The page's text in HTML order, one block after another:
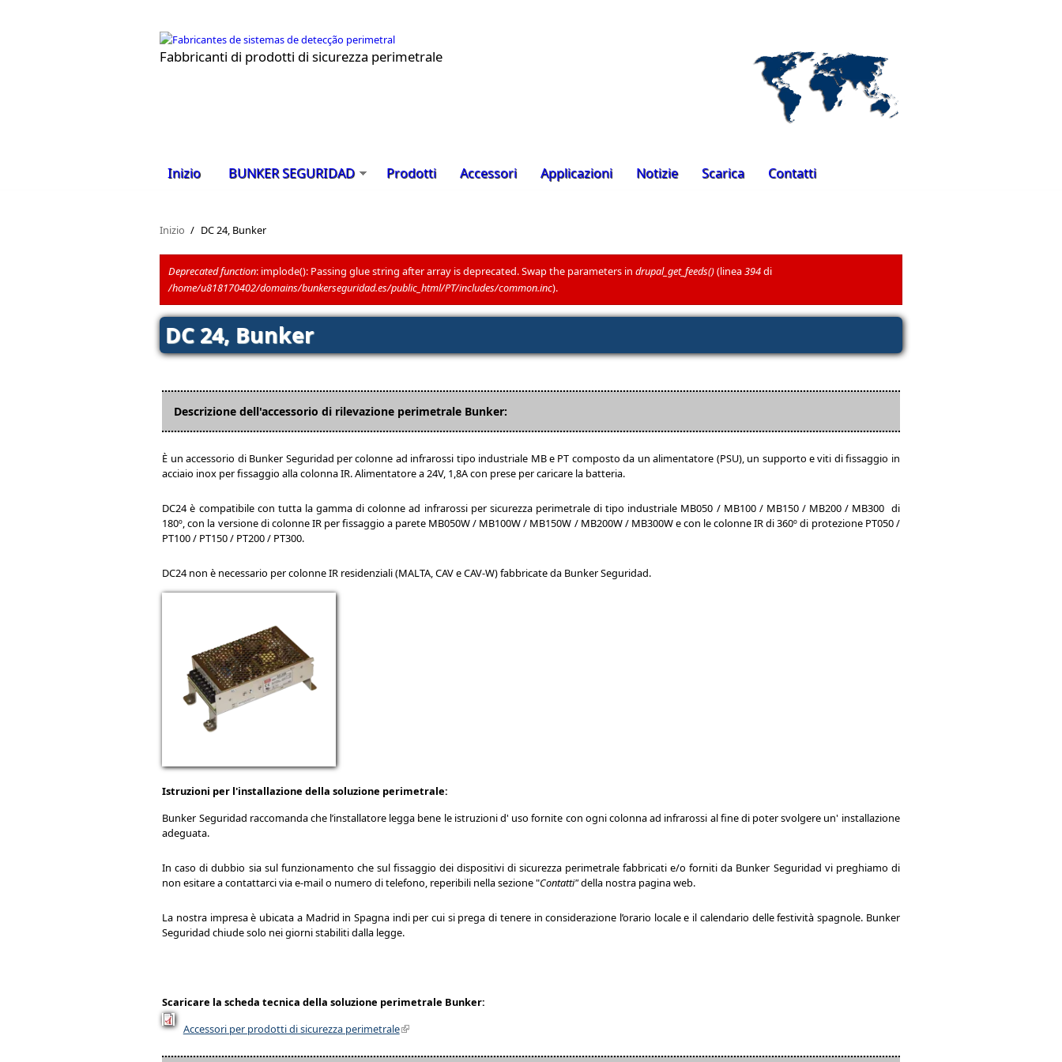
Fabbricanti di prodotti di sicurezza perimetrale
Inizio BUNKER SEGURIDAD Prodotti Accessori Applicazioni Notizie Scarica Contatti
Inizio / DC 24, Bunker
Messaggio di errore
Deprecated function: implode(): Passing glue string after array is deprecated. Swap the parameters in drupal_get_feeds()(linea394di
/home/u818170402/domains/bunkerseguridad.es/public_html/PT/includes/common.inc).
DC 24, Bunker
Descrizione dell'accessorio di rilevazione perimetrale Bunker:
È un accessorio di Bunker Seguridad per colonne ad infrarossi tipo industriale MB e PT composto da un alimentatore (PSU), un supporto e viti di fissaggio in
acciaio inox per fissaggio alla colonna IR. Alimentatore a 24V, 1,8A con prese per caricare la batteria.
DC24 è compatibile con tutta la gamma di colonne ad infrarossi per sicurezza perimetrale di tipo industriale MB050 / MB100 / MB150 / MB200 / MB300 di
180º, con la versione di colonne IR per fissaggio a parete MB050W / MB100W / MB150W / MB200W / MB300W e con le colonne IR di 360º di protezione PT050 /
PT100 / PT150 / PT200 / PT300.
DC24 non è necessario per colonne IR residenziali (MALTA, CAV e CAV-W) fabbricate da Bunker Seguridad.
Istruzioni per l'installazione della soluzione perimetrale:
Bunker Seguridad raccomanda che l’installatore legga bene le istruzioni d' uso fornite con ogni colonna ad infrarossi al fine di poter svolgere un' installazione
adeguata.
In caso di dubbio sia sul funzionamento che sul fissaggio dei dispositivi di sicurezza perimetrale fabbricati e/o forniti da Bunker Seguridad vi preghiamo di
non esitare a contattarci via e-mail o numero di telefono, reperibili nella sezione "Contatti"della nostra pagina web.
La nostra impresa è ubicata a Madrid in Spagna indi per cui si prega di tenere in considerazione l’orario locale e il calendario delle festività spagnole. Bunker
Seguridad chiude solo nei giorni stabiliti dalla legge.
Scaricare la scheda tecnica della soluzione perimetrale Bunker:
Accessori per prodotti di sicurezza perimetrale